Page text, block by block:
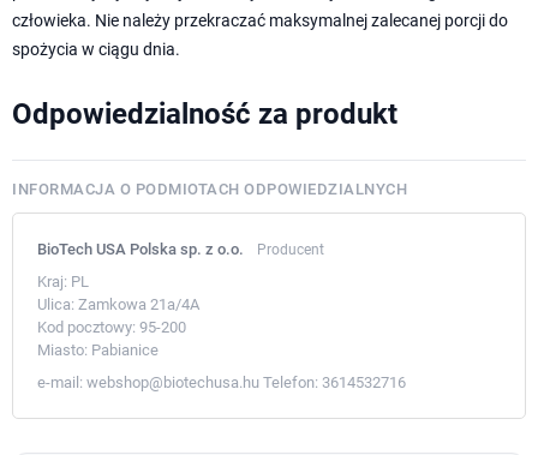
człowieka. Nie należy przekraczać maksymalnej zalecanej porcji do
spożycia w ciągu dnia.
Odpowiedzialność za produkt
INFORMACJA O PODMIOTACH ODPOWIEDZIALNYCH
BioTech USA Polska sp. z o.o. Producent
Kraj: PL
Ulica: Zamkowa 21a/4A
Kod pocztowy: 95-200
Miasto: Pabianice
e-mail: webshop@biotechusa.hu Telefon: 3614532716